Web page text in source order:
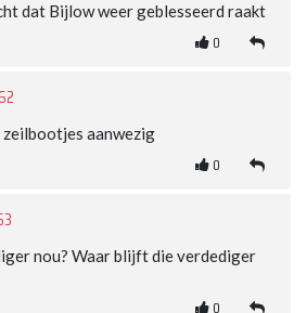
dat Bijlow weer geblesseerd raakt
0
aanwezig
0
nou? Waar blijft die verdediger
0